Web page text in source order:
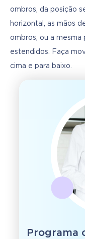
ombros, da posição
horizontal, as mãos
ombros, ou a mesma
estendidos. Faça
cima e para baixo.
Programa